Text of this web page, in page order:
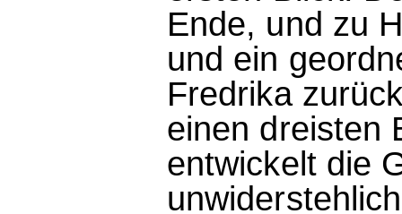
Ende, und zu
und ein
Fredrika
einen dreisten
entwickelt die